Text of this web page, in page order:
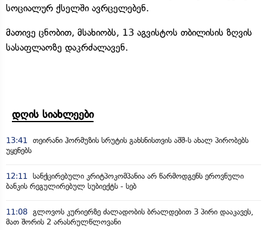
სოციალურ ქსელში ავრცელებენ.
მათივე ცნობით, მსახიობს, 13 აგვისტოს თბილისის ზღვის
სასაფლაოზე დაკრძალავენ.
დღის სიახლეები
13:41
თეირანი ჰორმუზის სრუტის გახსნისთვის აშშ-ს ახალ პირობებს
უყენებს
12:11
სანქცირებული კრიტპოკომპანია არ წარმოდგენს ეროვნული
ბანკის რეგულირებულ სუბიექტს - სებ
11:08 გლოვოს კურიერზე ძალადობის ბრალდებით 3 პირი დააკავეს,
მათ შორის 2 არასრულწლოვანი